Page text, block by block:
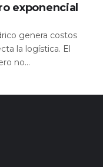
exponencial
genera costos
la logística. El
no...